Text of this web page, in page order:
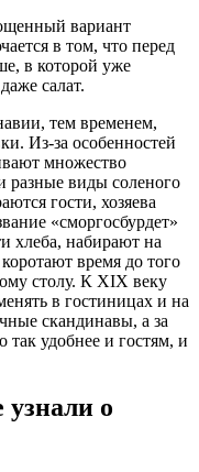
вариант
в том, что перед
в которой уже
салат.
тем временем,
Из-за особенностей
множество
разные виды соленого
гости, хозяева
«сморгосбурдет»
хлеба, набирают на
время до того
столу. К XIX веку
в гостиницах и на
скандинавы, а за
удобнее и гостям, и
узнали о